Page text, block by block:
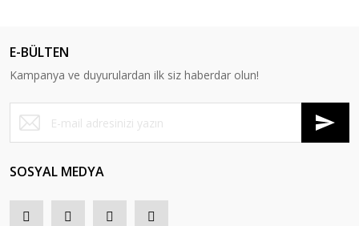
E-BÜLTEN
Kampanya ve duyurulardan ilk siz haberdar olun!
SOSYAL MEDYA